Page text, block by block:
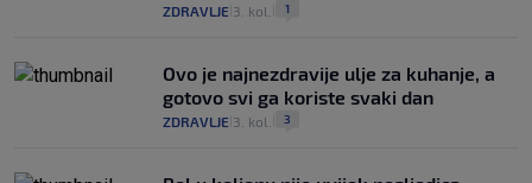
ZDRAVLJE 3. kol. 1
Ovo je najnezdravije ulje za kuhanje, a
gotovo svi ga koriste svaki dan
ZDRAVLJE 3. kol. 3